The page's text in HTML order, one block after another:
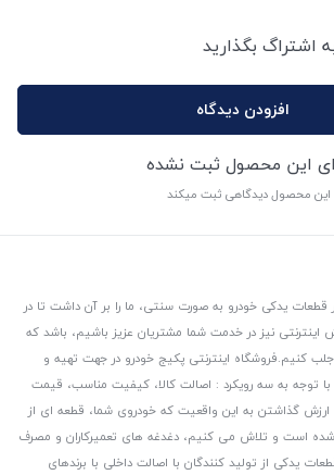
اشتراگ بگذارید
افزودن دیدگاه
این محصول ثبت نشده
این محصول دیدگاهی ثبت میکند
قطعات یدکی خودرو به صورت سنتی، ما را بر آن داشت تا در
نیز در خدمت شما مشتریان عزیز باشیم، باشد که
جلب کنیم.فروشگاه اینترنتی پکیج خودرو در جهت تهیه و
توجه به سه رویکرد : اصالت کالا، کیفیت مناسب، قیمت
ارزش گذاشتن به این واقعیت که خودروی شما، قطعه ای از
شده است و تلاش می کنیم، دغدغه های تعمیرکاران و مصرف
یدکی از تولید کنندگان با اصالت داخلی با برندهای